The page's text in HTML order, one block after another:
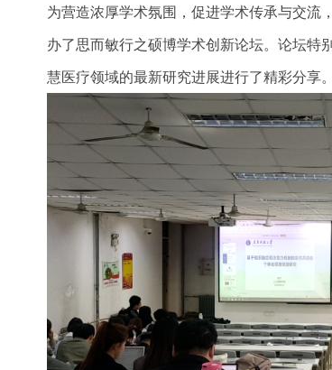
为营造浓厚学术氛围，促进学术传承与交流
办了思而敏行之硕博学术创新论坛。论坛
慧医疗领域的最新研究进展进行了精彩分享。